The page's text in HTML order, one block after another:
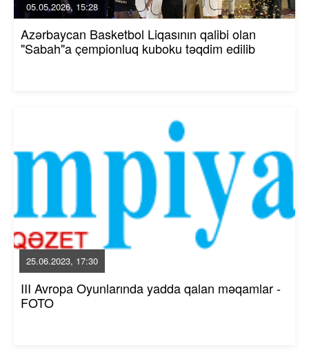
05.05.2026, 15:28
Azərbaycan Basketbol Liqasının qalibi olan
"Sabah"a çempionluq kuboku təqdim edilib
25.06.2023, 17:30
III Avropa Oyunlarında yadda qalan məqamlar -
FOTO